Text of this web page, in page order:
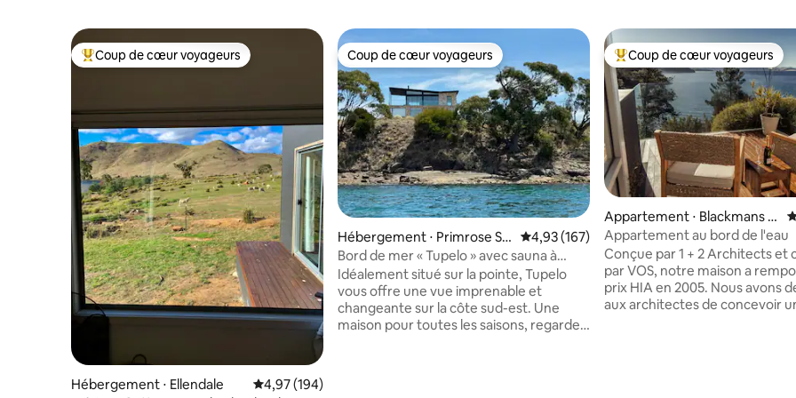
Coups de cœur voyageurs les plus appréciés
Coup de cœur voyageurs
Hébergement ⋅ Ellendale Évaluation moyenne sur la base de 194 commentaires : 4,97 sur 5
4,97 (194)
Coup de cœur voyageurs
Coup de cœur voyageurs
Hébergement ⋅ Primrose Sa
nds
Évaluation moyenne sur la base de 167
4,93 (167)
Bord de mer « Tupelo » avec sauna à
Primrose Point
Idéalement situé sur la pointe, Tupelo
vous offre une vue imprenable et
changeante sur la côte sud-est. Une
maison pour toutes les saisons, regardez
Coups de cœur voyageurs les
Coup de cœur voyageurs
Appartement ⋅ Blackmans B
ay
Appartement au bord de l'eau
Conçue par 1 + 2 Architects et
par VOS, notre maison a
prix HIA en 2005. Nous avons
aux architectes de concevoir